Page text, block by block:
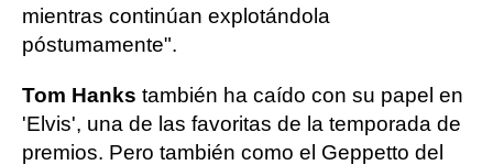
mientras continúan explotándola
póstumamente".
Tom Hanks también ha caído con su papel en
'Elvis', una de las favoritas de la temporada de
premios. Pero también como el Geppetto del